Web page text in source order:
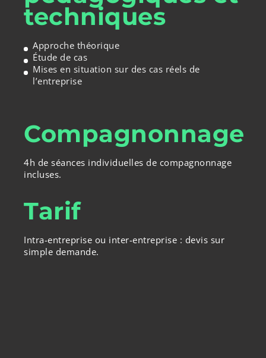
techniques
Approche théorique
Étude de cas
Mises en situation sur des cas réels de
l’entreprise
Compagnonnage
4h de séances individuelles de compagnonnage
incluses.
Tarif
Intra-entreprise ou inter-entreprise : devis sur
simple demande.